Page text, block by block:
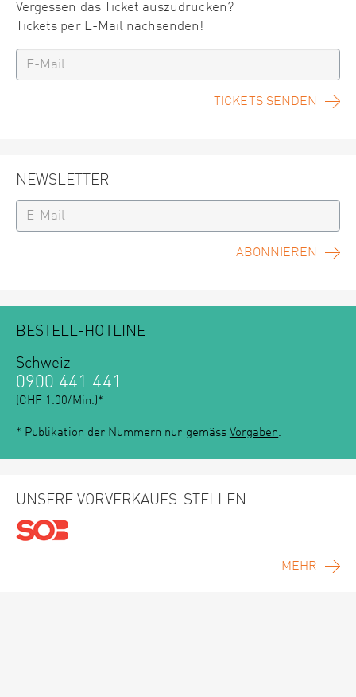
Vergessen das Ticket auszudrucken?
Tickets per E-Mail nachsenden!
TICKETS SENDEN
NEWSLETTER
ABONNIEREN
BESTELL-HOTLINE
Schweiz
0900 441 441
(CHF 1.00/Min.)*
* Publikation der Nummern nur gemäss Vorgaben.
UNSERE VORVERKAUFS-STELLEN
MEHR